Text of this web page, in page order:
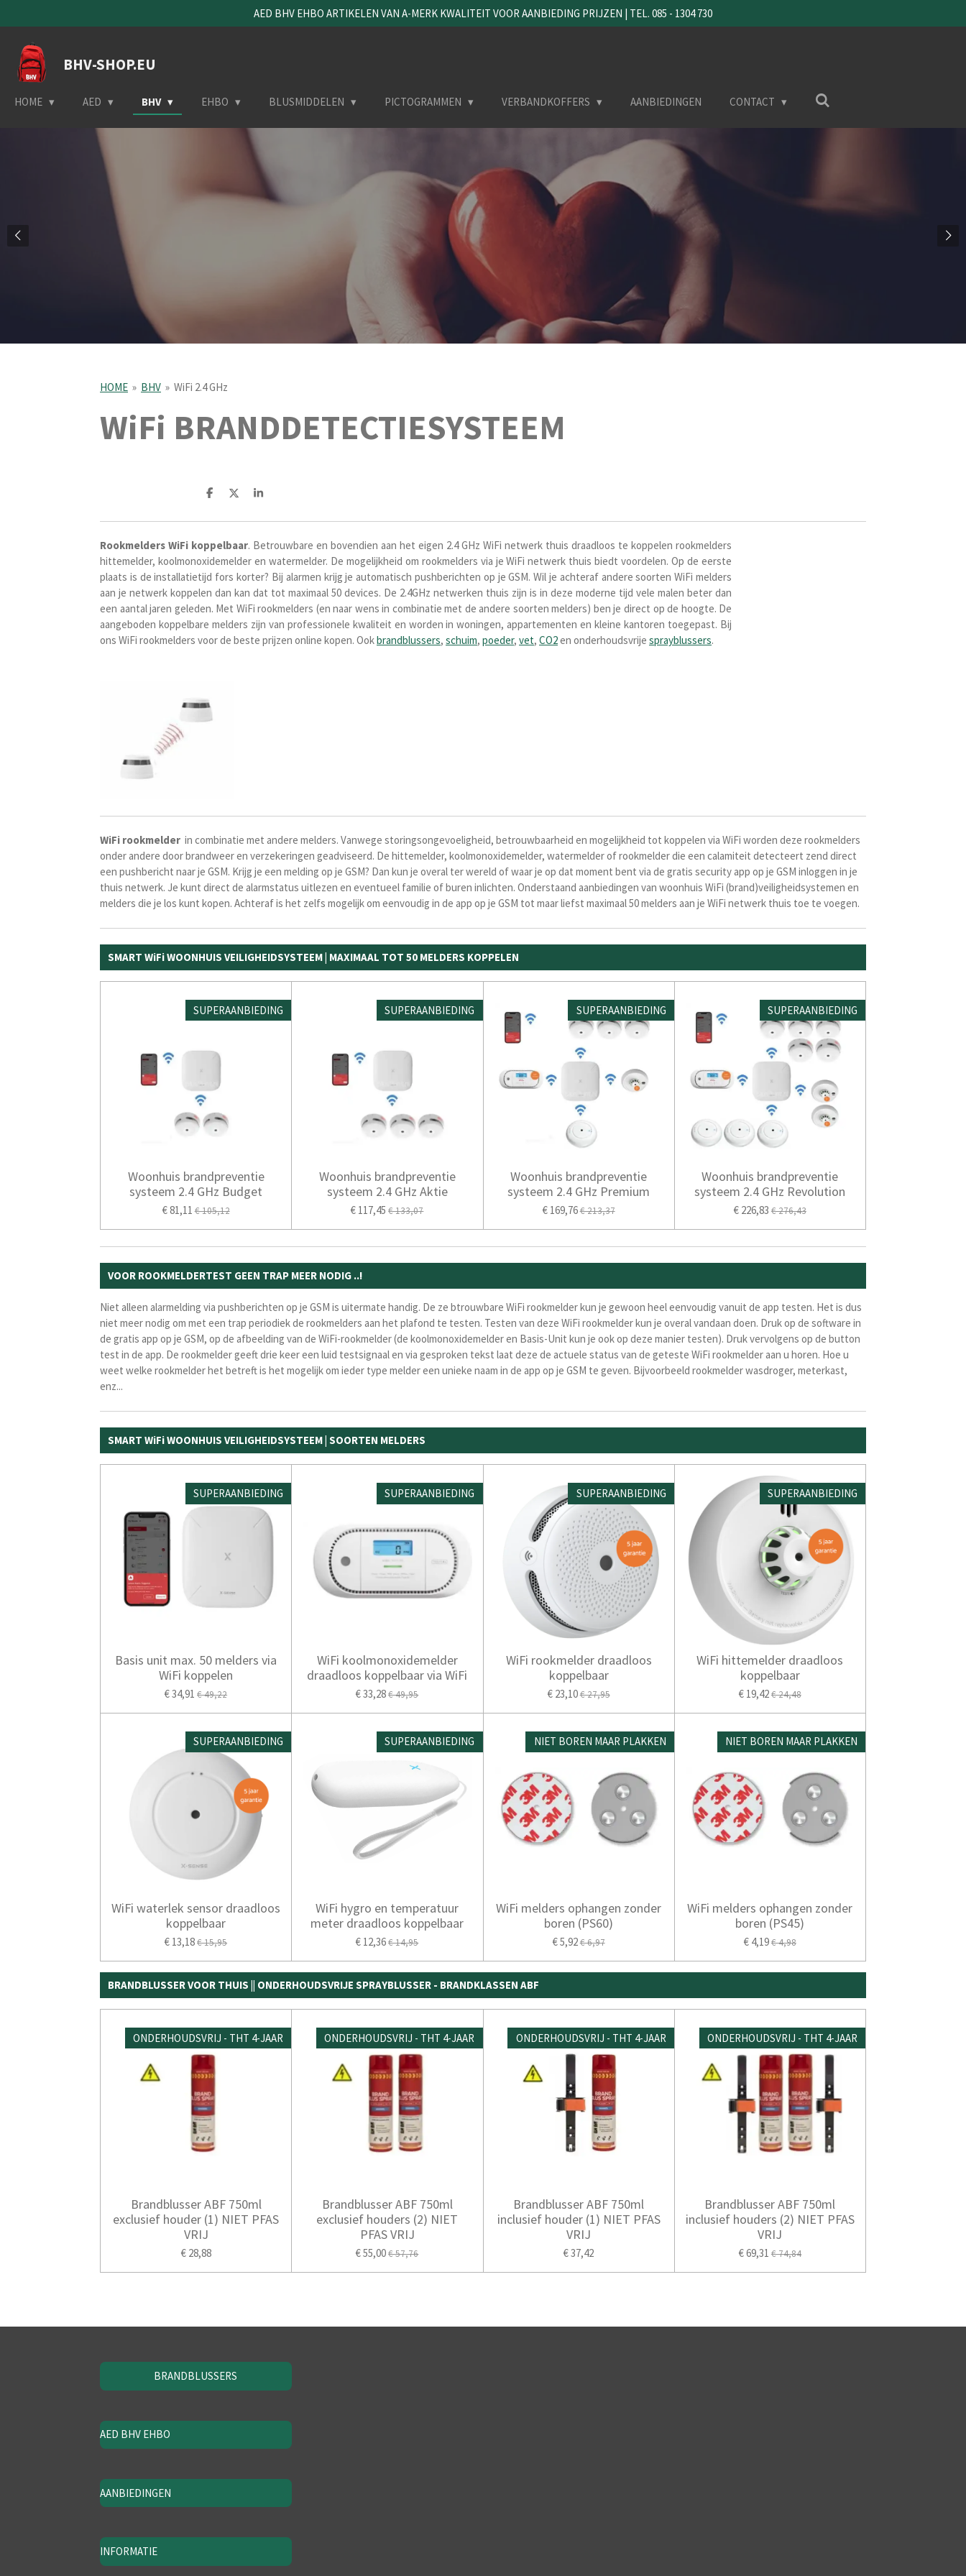
direct
naar
hoofdinhoud
AED BHV EHBO ARTIKELEN VAN A-MERK KWALITEIT VOOR AANBIEDING PRIJZEN | TEL. 085 - 1304 730
BHV-SHOP.EU
HOME AED BHV EHBO BLUSMIDDELEN PICTOGRAMMEN VERBANDKOFFERS AANBIEDINGEN CONTACT
HOME » BHV » WiFi 2.4 GHz
WiFi BRANDDETECTIESYSTEEM
D
l
D
e
S
a
e
Rookmelders WiFi koppelbaar. Betrouwbare en bovendien aan het eigen 2.4 GHz WiFi netwerk thuis draadloos te koppelenrookmelders
hittemelder, koolmonoxidemelder en watermelder. De mogelijkheid om rookmelders via je WiFi netwerk thuis biedt voordelen. Op de eerste
plaats is de installatietijd fors korter? Bij alarmen krijg je automatisch pushberichten op je GSM. Wil je achteraf andere soorten WiFi melders
aan je netwerk koppelen dan kan dat tot maximaal 50 devices. De 2.4GHz netwerken thuis zijn is in deze moderne tijd vele malen beter dan
een aantal jaren geleden. Met WiFi rookmelders (en naar wens in combinatie met de andere soorten melders) ben je direct op de hoogte. De
aangeboden koppelbare melders zijn van professionele kwaliteit en worden in woningen, appartementen en kleine kantoren toegepast. Bij
ons WiFi rookmelders voor de beste prijzen online kopen. Ookbrandblussers, schuim, poeder, vet, CO2en onderhoudsvrije sprayblussers.
WiFi rookmelder in combinatie met andere melders. Vanwege storingsongevoeligheid, betrouwbaarheid en mogelijkheid tot koppelen via WiFi worden deze rookmelders
onder andere door brandweer en verzekeringen geadviseerd. De hittemelder, koolmonoxidemelder, watermelder of rookmelder die een calamiteit detecteert zend direct
een pushbericht naar je GSM. Krijg je een melding op je GSM? Dan kun je overal ter wereld of waar je op dat moment bent via de gratis security app op je GSM inloggen in je
thuis netwerk. Je kunt direct de alarmstatus uitlezen en eventueel familie of buren inlichten. Onderstaand aanbiedingen van woonhuis WiFi (brand)veiligheidsystemen en
melders die je los kunt kopen. Achteraf is het zelfs mogelijk om eenvoudig in de app op je GSM tot maar liefst maximaal 50 melders aan je WiFi netwerk thuis toe te voegen.
SMART WiFi WOONHUIS VEILIGHEIDSYSTEEM | MAXIMAAL TOT 50 MELDERS KOPPELEN
SUPERAANBIEDING
Woonhuis brandpreventie
systeem 2.4 GHz Budget
€ 81,11 € 105,12
SUPERAANBIEDING
Woonhuis brandpreventie
systeem 2.4 GHz Aktie
€ 117,45 € 133,07
SUPERAANBIEDING
Woonhuis brandpreventie
systeem 2.4 GHz Premium
€ 169,76€ 213,37
SUPERAANBIEDING
Woonhuis brandpreventie
systeem 2.4 GHz Revolution
€ 226,83 € 276,43
VOOR ROOKMELDERTEST GEEN TRAP MEER NODIG ..!
Niet alleen alarmelding via pushberichten op je GSM is uitermate handig. De ze btrouwbare WiFi rookmelder kun je gewoon heel eenvoudig vanuit de app testen. Het is dus
niet meer nodig om met een trap periodiek de rookmelders aan het plafond te testen. Testen van deze WiFi rookmelder kun je overal vandaan doen. Druk op de software in
de gratis app op je GSM, op de afbeelding van de WiFi-rookmelder (de koolmonoxidemelder en Basis-Unit kun je ook op deze manier testen). Druk vervolgens op de button
test in de app. De rookmelder geeft drie keer een luid testsignaal en via gesproken tekst laat deze de actuele status van de geteste WiFi rookmelder aan u horen. Hoe u
weet welke rookmelder het betreft is het mogelijk om ieder type melder een unieke naam in de app op je GSM te geven. Bijvoorbeeld rookmelder wasdroger, meterkast,
enz...
SMART WiFi WOONHUIS VEILIGHEIDSYSTEEM | SOORTEN MELDERS
SUPERAANBIEDING
Basis unit max. 50 melders via
WiFi koppelen
€ 34,91 € 49,22
SUPERAANBIEDING
WiFi koolmonoxidemelder
draadloos koppelbaar via WiFi
€ 33,28€ 49,95
SUPERAANBIEDING
WiFi rookmelder draadloos
koppelbaar
€ 23,10€ 27,95
SUPERAANBIEDING
WiFi hittemelder draadloos
koppelbaar
€ 19,42€ 24,48
SUPERAANBIEDING
WiFi waterlek sensor draadloos
koppelbaar
€ 13,18€ 15,95
SUPERAANBIEDING
WiFi hygro en temperatuur
meter draadloos koppelbaar
€ 12,36€ 14,95
NIET BOREN MAAR PLAKKEN
WiFi melders ophangen zonder
boren (PS60)
€ 5,92€ 6,97
NIET BOREN MAAR PLAKKEN
WiFi melders ophangen zonder
boren (PS45)
€ 4,19€ 4,98
BRANDBLUSSER VOOR THUIS || ONDERHOUDSVRIJE SPRAYBLUSSER - BRANDKLASSEN ABF
ONDERHOUDSVRIJ - THT 4-JAAR
Brandblusser ABF 750ml
exclusief houder (1) NIET PFAS
VRIJ
€ 28,88
ONDERHOUDSVRIJ - THT 4-JAAR
Brandblusser ABF 750ml
exclusief houders (2) NIET
PFAS VRIJ
€ 55,00€ 57,76
ONDERHOUDSVRIJ - THT 4-JAAR
Brandblusser ABF 750ml
inclusief houder (1) NIET PFAS
VRIJ
€ 37,42
ONDERHOUDSVRIJ - THT 4-JAAR
Brandblusser ABF 750ml
inclusief houders (2) NIET PFAS
VRIJ
€ 69,31 € 74,84
BRANDBLUSSERS
AED BHV EHBO
AANBIEDINGEN
INFORMATIE